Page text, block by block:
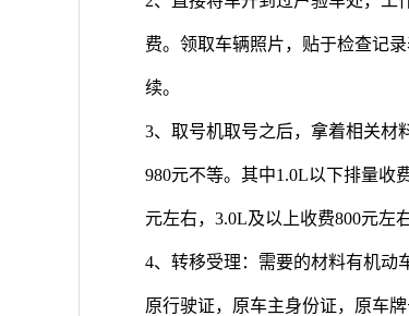
费。领取车辆照片，贴于检查记
续。
3、取号机取号之后，拿着相关材
980元不等。其中1.0L以下排量收
元左右，3.0L及以上收费800元左
4、转移受理：需要的材料有机动
原行驶证，原车主身份证，原车